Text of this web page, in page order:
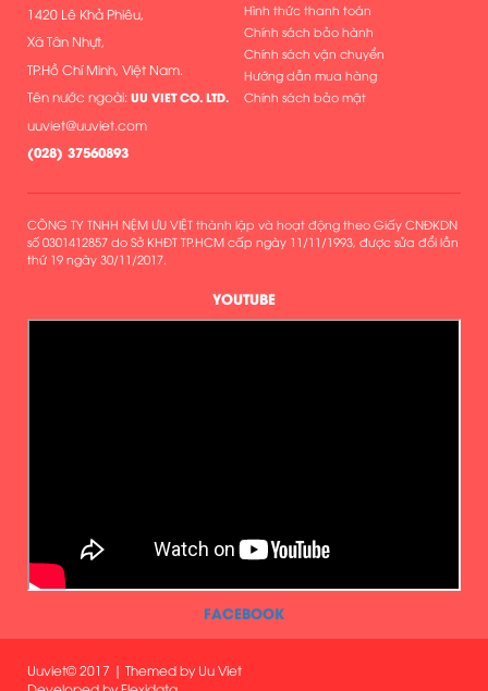
1420 Lê Khả Phiêu,
Xã Tân Nhựt,
TP.Hồ Chí Minh, Việt Nam.
Tên nước ngoài: UU VIET CO. LTD.
uuviet@uuviet.com
(028) 37560893
Hình thức thanh toán
Chính sách bảo hành
Chính sách vận chuyển
Hướng dẫn mua hàng
Chính sách bảo mật
CÔNG TY TNHH NỆM ƯU VIỆT thành lập và hoạt động theo Giấy CNĐKDN
số 0301412857 do Sở KHĐT TP.HCM cấp ngày 11/11/1993, được sửa đổi lần
thứ 19 ngày 30/11/2017.
YOUTUBE
FACEBOOK
Uuviet© 2017 | Themed by Uu Viet